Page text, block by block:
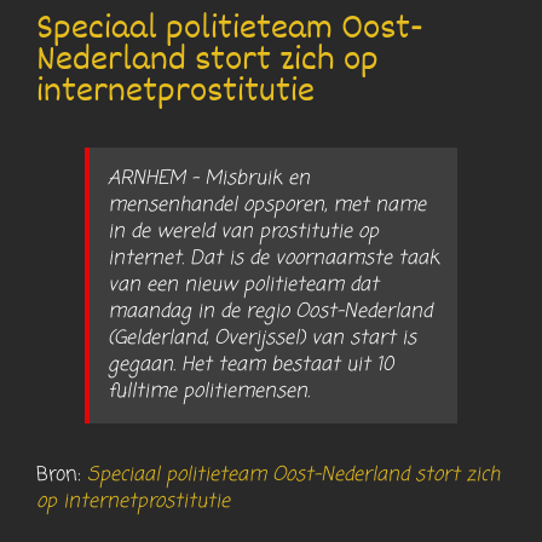
Speciaal politieteam Oost-
Nederland stort zich op
internetprostitutie
ARNHEM – Misbruik en
mensenhandel opsporen, met name
in de wereld van prostitutie op
internet. Dat is de voornaamste taak
van een nieuw politieteam dat
maandag in de regio Oost-Nederland
(Gelderland, Overijssel) van start is
gegaan. Het team bestaat uit 10
fulltime politiemensen.
Bron: Speciaal politieteam Oost-Nederland stort zich
op internetprostitutie